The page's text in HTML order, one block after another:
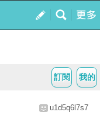
我的
訂閱
u1d5q6l7s7